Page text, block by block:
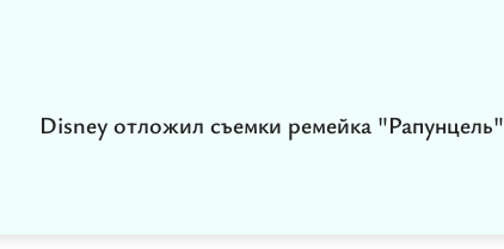
Disney отложил съемки ремейка "Рапунцель"